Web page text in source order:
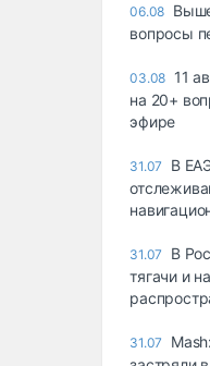
06.08
вопросы
03.08 11
на 20+
эфире
31.07
В
31.07
В
тягачи и
31.07